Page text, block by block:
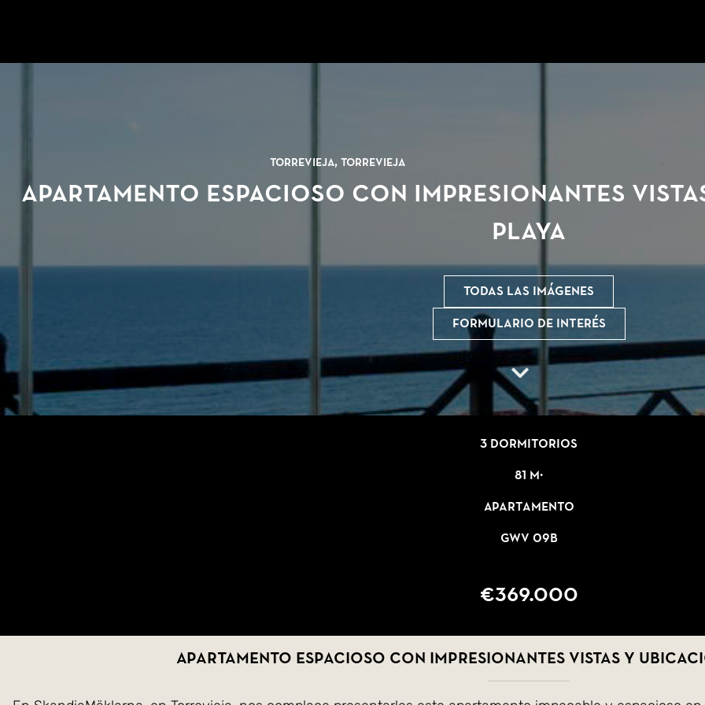
Torrevieja, Torrevieja
Apartamento espacioso con impresionantes
playa
Todas las imágenes
Formulario de interés
3 dormitorios
81 m²
Apartamento
GWV 09B
€369.000
Apartamento espacioso con impresionantes vistas y